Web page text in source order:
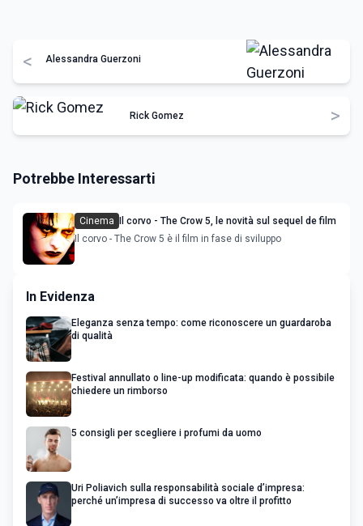
< Alessandra Guerzoni
Rick Gomez >
Potrebbe Interessarti
Cinema
Il corvo - The Crow 5, le novità sul sequel de film
Il corvo - The Crow 5 è il film in fase di sviluppo
In Evidenza
Eleganza senza tempo: come riconoscere un guardaroba
di qualità
Festival annullato o line-up modificata: quando è possibile
chiedere un rimborso
5 consigli per scegliere i profumi da uomo
Uri Poliavich sulla responsabilità sociale d’impresa:
perché un’impresa di successo va oltre il profitto